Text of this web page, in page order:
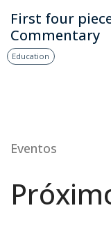
First four
Commentary
Education
Eventos